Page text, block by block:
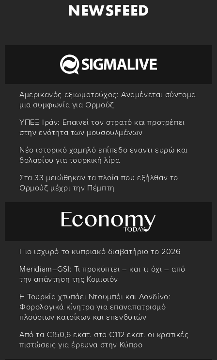
NEWSFEED
Αμερικανός αξιωματούχος: Αναμένεται σύντομα
μια συμφωνία για Ορμούζ
ΥΠΕΞ Ιράν: Επαινεί τον στρατό και προτρέπει
στην ενότητα των μουσουλμάνων
Νέο ιστορικό χαμηλό επίπεδο έναντι ευρώ και
δολαρίου για τουρκική λίρα
Στα 33 μειώθηκαν τα πλοία που εξήλθαν το
Ορμούζ μέχρι την Πέμπτη
Πιο ισχυρό το κυπριακό διαβατήριο το 2026
Meridiam–GSI: Τι προκύπτει – και τι όχι – από
την απάντηση της Κομισιόν
Η Τουρκία χτυπάει Ντουμπάι και Λονδίνο:
Φορολογικά κίνητρα για επαναπατρισμό
πλούσιων κατοίκων και επενδυτών
Από τα €150,6 εκατ. στα €112 εκατ. οι κρατικές
πιστώσεις για έρευνα στην Κύπρο